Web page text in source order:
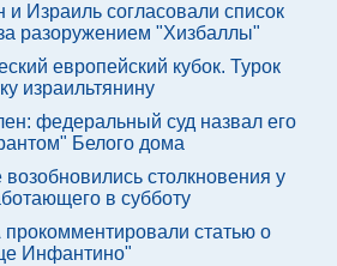
и Израиль согласовали список
разоружением "Хизбаллы"
европейский кубок. Турок
израильтянину
федеральный суд назвал его
Белого дома
столкновения у
в субботу
статью о
Инфантино"